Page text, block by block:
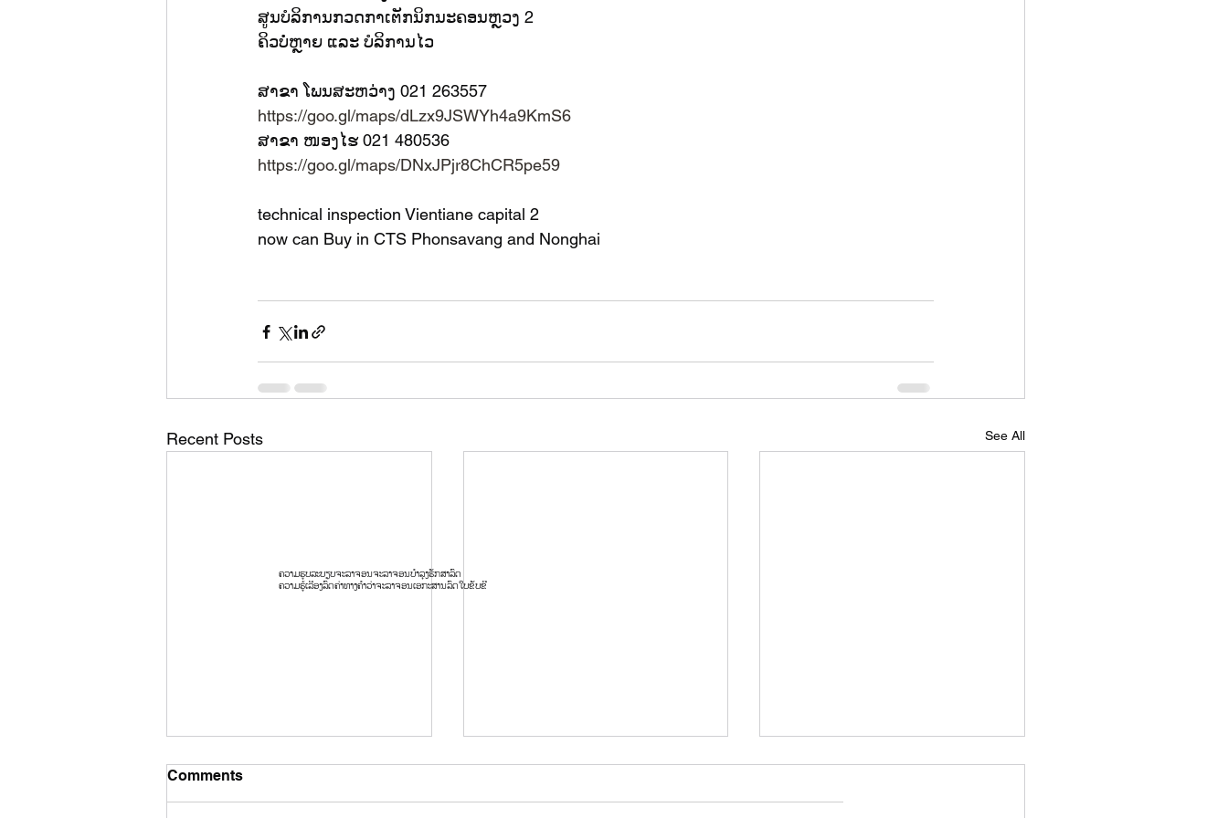
ສູນບໍລິການກວດກາເຕັກນິກນະຄອນຫຼວງ 2​
ຄິວບໍ່ຫຼາຍ ແລະ ບໍລິການໄວ
ສາຂາ ໂພນສະຫວ່າງ 021 263557
https://goo.gl/maps/dLzx9JSWYh4a9KmS6
ສາຂາ ໜອງໄຮ 021 480536
https://goo.gl/maps/DNxJPjr8ChCR5pe59
technical inspection Vientiane capital 2
now can Buy in CTS Phonsavang and Nonghai
Recent Posts See All
Comments
ຄວາມຮູບລະບຽບຈະລາຈອນຈະລາຈອນບໍາລຸງຮັກສາລົດ
ຄວາມຮູ້ເລື່ອງລົດຄ່າທາງຄໍາວ່າຈະລາຈອນເອກະສານລົດໃບຂັບຂີ່